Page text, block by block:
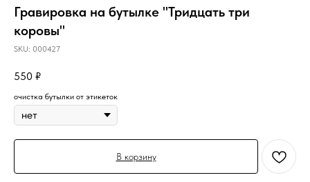
Гравировка на бутылке "Тридцать три
коровы"
SKU: 000427
550 ₽
очистка бутылки от этикеток
В корзину